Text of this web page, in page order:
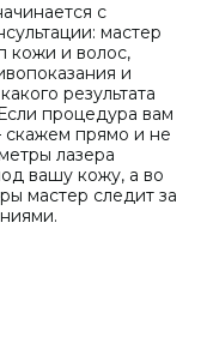
с
мастер
кожи и волос,
и
результата
процедура вам
прямо и не
лазера
вашу кожу, а во
мастер следит за